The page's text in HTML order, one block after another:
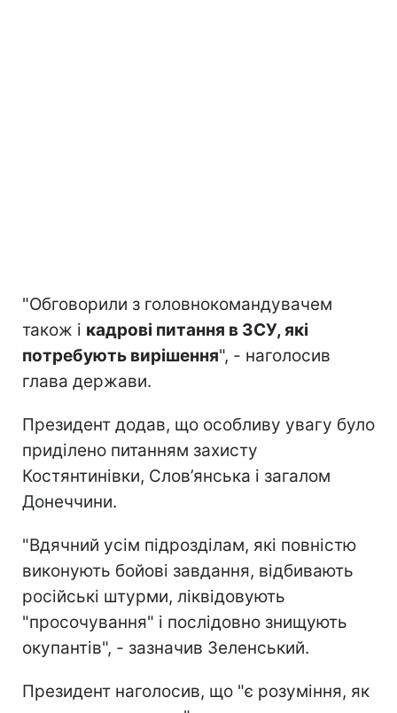
"Обговорили з головнокомандувачем
також і кадрові питання в ЗСУ, які
потребують вирішення", - наголосив
глава держави.
Президент додав, що особливу увагу було
приділено питанням захисту
Костянтинівки, Слов’янська і загалом
Донеччини.
"Вдячний усім підрозділам, які повністю
виконують бойові завдання, відбивають
російські штурми, ліквідовують
"просочування" і послідовно знищують
окупантів", - зазначив Зеленський.
Президент наголосив, що "є розуміння, як